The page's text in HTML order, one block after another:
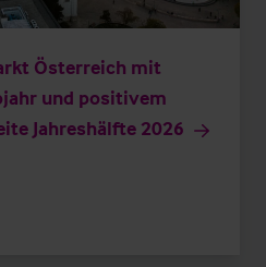
Österreich mit
und positivem
Jahreshälfte 2026